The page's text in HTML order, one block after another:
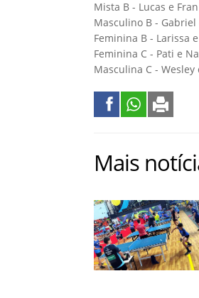
Mista B - Lucas e
Masculino B - Gabriel
Feminina B - Larissa
Feminina C - Pati e
Masculina C - Wesley
Mais